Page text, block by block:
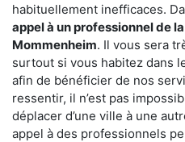
habituellement inefficaces.
appel à un professionnel de
Mommenheim. Il vous sera
surtout si vous habitez dans
afin de bénéficier de nos
ressentir, il n’est pas
déplacer d’une ville à une
appel à des professionnels